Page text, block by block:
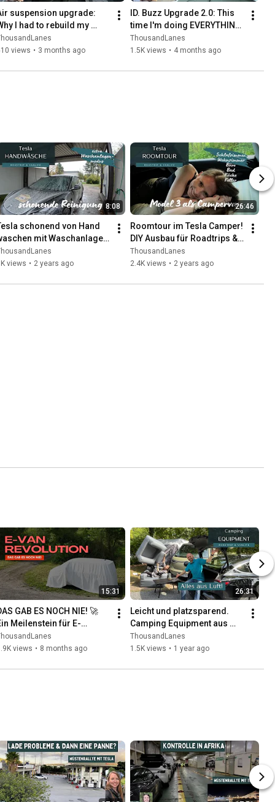
suspension upgrade:
I had to rebuild my
system AGAIN...
views • 3 months ago
ID. Buzz Upgrade 2.0: This
time I'm doing EVERYTHING
differently! 🛠️
ThousandLanes
1.5K views • 4 months ago
8:08
schonend von Hand
mit Waschanlagen
Autowäsche von
views • 2 years ago
26:46
Roomtour im Tesla Camper!
DIY Ausbau für Roadtrips &
Camping im Model 3.
ThousandLanes
2.4K views • 2 years ago
15:31
GAB ES NOCH NIE! 🚀
Meilenstein für E-
und Vanlife!
views • 8 months ago
26:31
Leicht und platzsparend.
Camping Equipment aus
Luft. ElectricCamping mit
Tesla und ID Buzz.
ThousandLanes
1.5K views • 1 year ago